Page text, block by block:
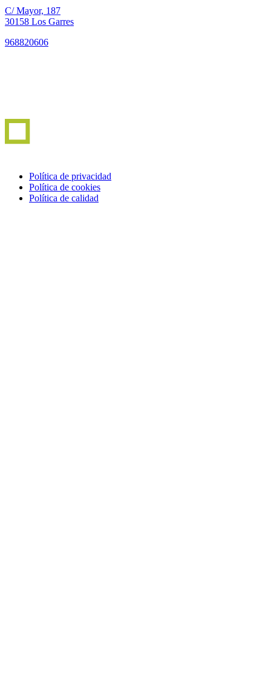
C/ Mayor, 187
30158 Los Garres
968820606
Política de privacidad
Política de cookies
Política de calidad